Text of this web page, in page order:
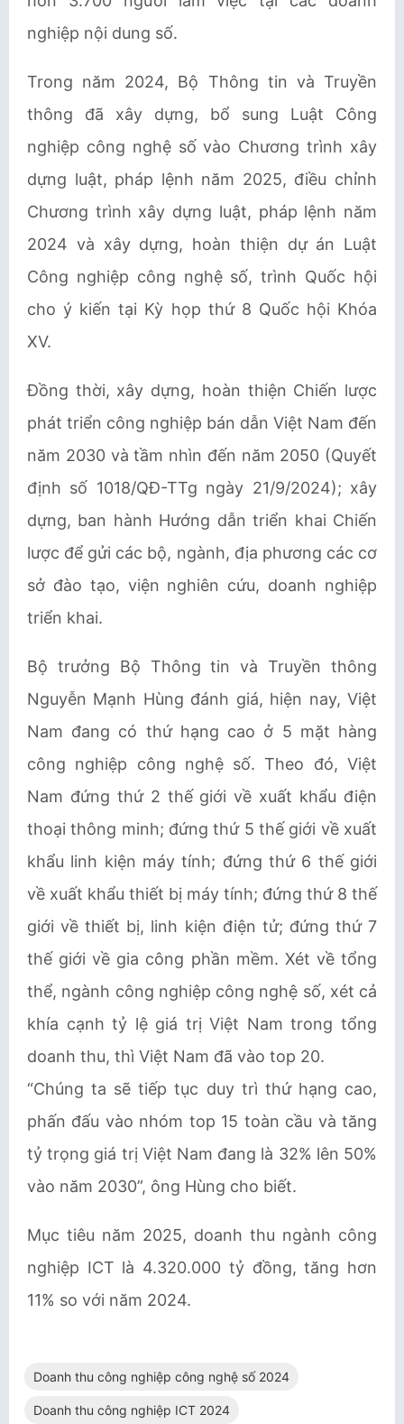
nghiệp nội dung số.
Trong năm 2024, Bộ Thông tin và Truyền
thông đã xây dựng, bổ sung Luật Công
nghiệp công nghệ số vào Chương trình xây
dựng luật, pháp lệnh năm 2025, điều chỉnh
Chương trình xây dựng luật, pháp lệnh năm
2024 và xây dựng, hoàn thiện dự án Luật
Công nghiệp công nghệ số, trình Quốc hội
cho ý kiến tại Kỳ họp thứ 8 Quốc hội Khóa
XV.
Đồng thời, xây dựng, hoàn thiện Chiến lược
phát triển công nghiệp bán dẫn Việt Nam đến
năm 2030 và tầm nhìn đến năm 2050 (Quyết
định số 1018/QĐ-TTg ngày 21/9/2024); xây
dựng, ban hành Hướng dẫn triển khai Chiến
lược để gửi các bộ, ngành, địa phương các cơ
sở đào tạo, viện nghiên cứu, doanh nghiệp
triển khai.
Bộ trưởng Bộ Thông tin và Truyền thông
Nguyễn Mạnh Hùng đánh giá, hiện nay, Việt
Nam đang có thứ hạng cao ở 5 mặt hàng
công nghiệp công nghệ số. Theo đó, Việt
Nam đứng thứ 2 thế giới về xuất khẩu điện
thoại thông minh; đứng thứ 5 thế giới về xuất
khẩu linh kiện máy tính; đứng thứ 6 thế giới
về xuất khẩu thiết bị máy tính; đứng thứ 8 thế
giới về thiết bị, linh kiện điện tử; đứng thứ 7
thế giới về gia công phần mềm. Xét về tổng
thể, ngành công nghiệp công nghệ số, xét cả
khía cạnh tỷ lệ giá trị Việt Nam trong tổng
doanh thu, thì Việt Nam đã vào top 20.
“Chúng ta sẽ tiếp tục duy trì thứ hạng cao,
phấn đấu vào nhóm top 15 toàn cầu và tăng
tỷ trọng giá trị Việt Nam đang là 32% lên 50%
vào năm 2030”, ông Hùng cho biết.
Mục tiêu năm 2025, doanh thu ngành công
nghiệp ICT là 4.320.000 tỷ đồng, tăng hơn
11% so với năm 2024.
Doanh thu công nghiệp công nghệ số 2024
Doanh thu công nghiệp ICT 2024